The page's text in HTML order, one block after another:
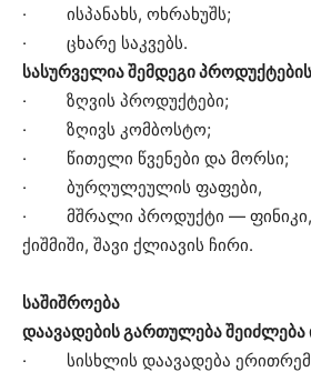
· ისპანახს, ოხრახუშს;
· ცხარე საკვებს.
სასურველია შემდეგი
· ზღვის პროდუქტები;
· ზღივს კომბოსტო;
· წითელი წვენები და მორსი;
· ბურღულეულის ფაფები,
· მშრალი პროდუქტი — ფინიკი,
ქიშმიში, შავი ქლიავის ჩირი.
საშიშროება
დაავადების გართულება შეიძლება
· სისხლის დაავადება